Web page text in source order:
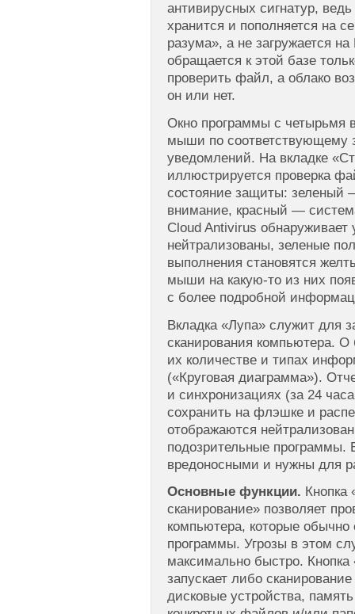
антивирусных сигнатур,
хранится и пополняется на
разума», а не загружается
обращается к этой базе
проверить файл, а облако
он или нет.
Окно программы с четырьмя
мыши по соответствующему
уведомлений. На вкладке
иллюстрируется проверка
состояние защиты:
внимание, красный —
Cloud Antivirus обнаруживает
нейтрализованы, зеленые
выполнения становятся
мыши на какую-то из них
с более подробной
Вкладка «Лупа» служит для
сканирования компьютера. О
их количестве и типах
(«Круговая диаграмма»).
и синхронизациях (за 24
сохранить на флэшке и
отображаются
подозрительные программы.
вредоносными и нужны для
Основные функции. Кнопка
сканирование» позволяет
компьютера, которые
программы. Угрозы в этом
максимально быстро.
запускает либо
дисковые устройства,